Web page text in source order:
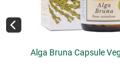
ritirarla di persona entro 7
direttamente nel punto
Per scegliere questa
dell'accredito. Per
inviare la
info@lerboristeria.com
I dati per il pagamento
Alga Bruna Capsule